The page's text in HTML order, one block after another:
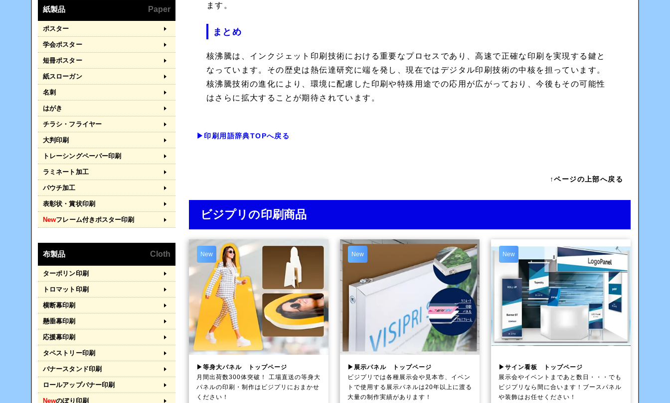
ます。
まとめ
核沸騰は、インクジェット印刷技術における重要なプロセスであり、高速で正確な印刷を実現する鍵と
なっています。その歴史は熱伝達研究に端を発し、現在ではデジタル印刷技術の中核を担っています。
核沸騰技術の進化により、環境に配慮した印刷や特殊用途での応用が広がっており、今後もその可能性
はさらに拡大することが期待されています。
▶印刷用語辞典TOPへ戻る
↑ページの上部へ戻る
ビジプリの印刷商品
New
▶等身大パネル トップページ
月間出荷数300体突破！ 工場直送の等身大
パネルの印刷・制作は ビジプリ におまかせ
ください！
New
▶展示パネル トップページ
ビジプリでは各種展示会や見本市、イベン
トで使用する展示パネルは20年以上に渡る
大量の制作実績があります！
New
▶サイン看板 トップページ
展示会やイベントまであと数日・・・でも
ビジプリなら間に合います！ブースパネル
や装飾はお任せください！
紙製品 Paper
ポスター
学会ポスター
短冊ポスター
紙スローガン
名刺
はがき
チラシ・フライヤー
大判印刷
トレーシングペーパー印刷
ラミネート加工
パウチ加工
表彰状・賞状印刷
Newフレーム付きポスター印刷
布製品 Cloth
ターポリン印刷
トロマット印刷
横断幕印刷
懸垂幕印刷
応援幕印刷
タペストリー印刷
バナースタンド印刷
ロールアップバナー印刷
Newのぼり印刷